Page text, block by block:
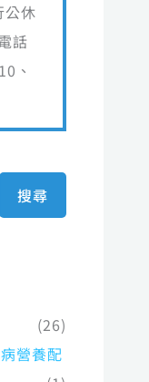
公休
話
、
搜尋
(26)
營養配